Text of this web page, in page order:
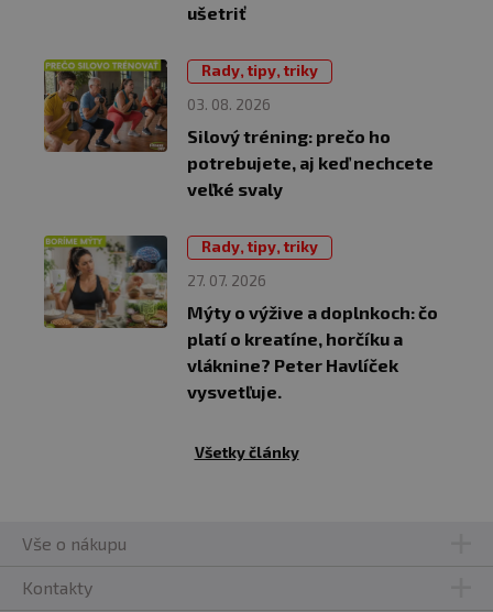
ušetriť
03. 08. 2026
Rady, tipy, triky
Silový tréning: prečo ho
potrebujete, aj keď nechcete
veľké svaly
27. 07. 2026
Rady, tipy, triky
Mýty o výžive a doplnkoch: čo
platí o kreatíne, horčíku a
vláknine? Peter Havlíček
vysvetľuje.
Všetky články
Vše o nákupu
Kontakty